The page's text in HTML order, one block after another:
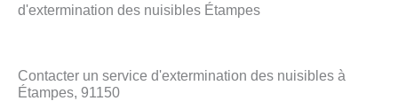
d'extermination des nuisibles Étampes
Contacter un service d'extermination des nuisibles à
Étampes, 91150